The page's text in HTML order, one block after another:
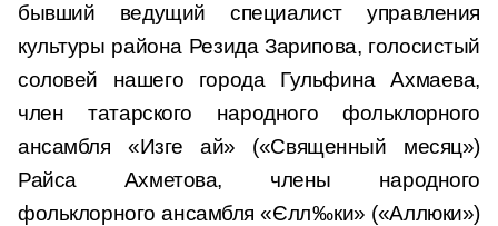
бывший ведущий специалист управления
культуры района Резида Зарипова, голосистый
соловей нашего города Гульфина Ахмаева,
член татарского народного фольклорного
ансамбля «Изге ай» («Священный месяц»)
Райса Ахметова, члены народного
фольклорного ансамбля «Єлл‰ки» («Аллюки»)